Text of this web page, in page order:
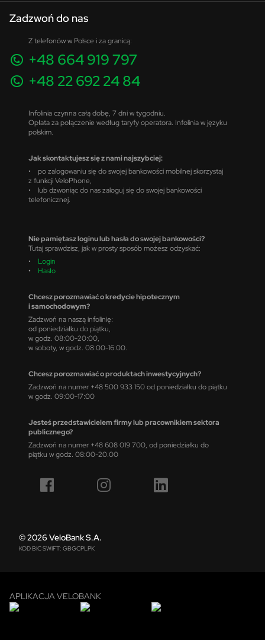
Zadzwoń do nas
Z telefonów w Polsce i za granicą:
+48 664 919 797
+48 22 692 24 84
Infolinia czynna całą dobę, 7 dni w tygodniu.
Opłata za połączenie według taryfy operatora. Infolinia w języku
polskim.
Jak skontaktujesz się z nami najszybciej:
• po zalogowaniu się do swojej bankowości mobilnej skorzystaj
z funkcji VeloPhone,
• lub dzwoniąc do nas zaloguj się do swojej bankowości
telefonicznej.
Nie pamiętasz loginu lub hasła do swojej bankowości?
Tutaj sprawdzisz, jak w prosty sposób możesz odzyskać:
• Login
• Hasło
Chcesz porozmawiać o kredycie hipotecznym
i samochodowym?
Zadzwoń na naszą infolinię:
od poniedziałku do piątku,
w godz. 08:00-20:00,
w soboty, w godz. 08:00-16:00.
Chcesz porozmawiać o produktach inwestycyjnych?
Zadzwoń na numer +48 500 933 150 od poniedziałku do piątku
w godz. 09:00-17:00
Jesteś przedstawicielem firmy lub pracownikiem sektora
publicznego?
Zadzwoń na numer +48 608 019 700, od poniedziałku do
piątku w godz. 08:00-20.00
© 2026 VeloBank S.A.
KOD BIC SWIFT: GBGCPLPK
APLIKACJA VELOBANK